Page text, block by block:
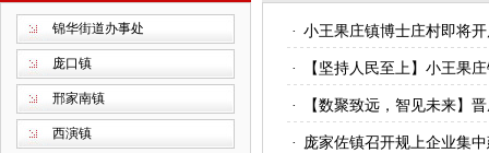
锦华街道办事处
庞口镇
邢家南镇
西演镇
· 小王果庄镇博士庄村即将
· 【坚持人民至上】小王果
· 【数聚致远，智见未来】
· 庞家佐镇召开规上企业集